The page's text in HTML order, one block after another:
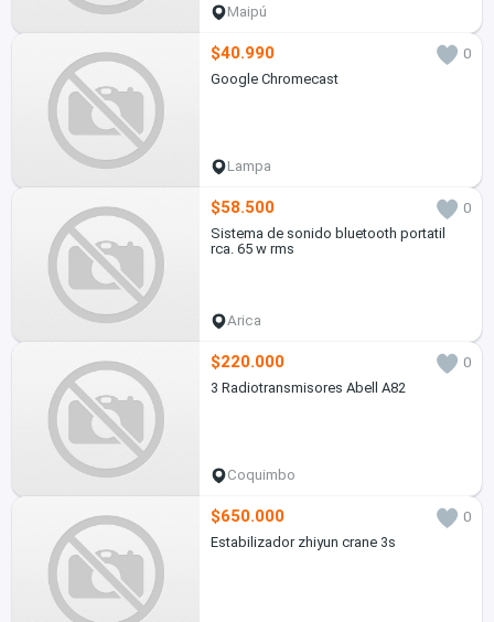
Maipú
$40.990
0
Google Chromecast
Lampa
$58.500
0
Sistema de sonido bluetooth portatil
rca. 65 w rms
Arica
$220.000
0
3 Radiotransmisores Abell A82
Coquimbo
$650.000
0
Estabilizador zhiyun crane 3s